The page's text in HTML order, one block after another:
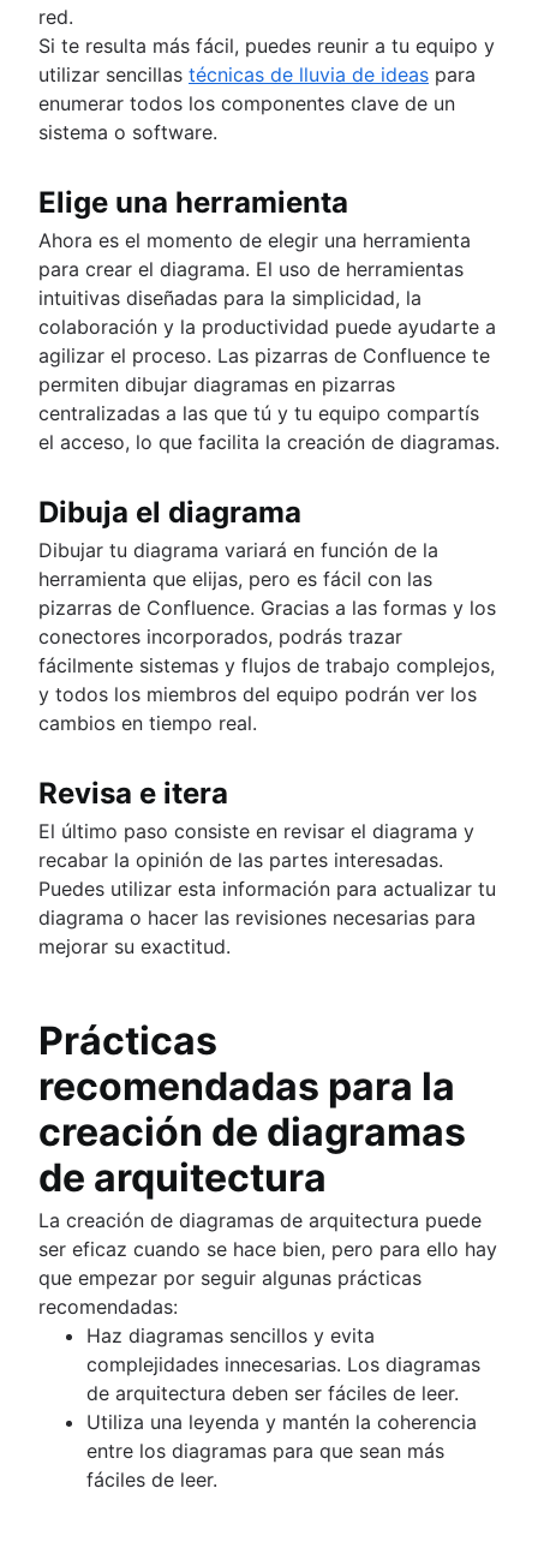
red.
Si te resulta más fácil, puedes reunir a tu equipo y
utilizar sencillas técnicas de lluvia de ideas para
enumerar todos los componentes clave de un
sistema o software.
Elige una herramienta
Ahora es el momento de elegir una herramienta
para crear el diagrama. El uso de herramientas
intuitivas diseñadas para la simplicidad, la
colaboración y la productividad puede ayudarte a
agilizar el proceso. Las pizarras de Confluence te
permiten dibujar diagramas en pizarras
centralizadas a las que tú y tu equipo compartís
el acceso, lo que facilita la creación de diagramas.
Dibuja el diagrama
Dibujar tu diagrama variará en función de la
herramienta que elijas, pero es fácil con las
pizarras de Confluence. Gracias a las formas y los
conectores incorporados, podrás trazar
fácilmente sistemas y flujos de trabajo complejos,
y todos los miembros del equipo podrán ver los
cambios en tiempo real.
Revisa e itera
El último paso consiste en revisar el diagrama y
recabar la opinión de las partes interesadas.
Puedes utilizar esta información para actualizar tu
diagrama o hacer las revisiones necesarias para
mejorar su exactitud.
Prácticas
recomendadas para la
creación de diagramas
de arquitectura
La creación de diagramas de arquitectura puede
ser eficaz cuando se hace bien, pero para ello hay
que empezar por seguir algunas prácticas
recomendadas:
Haz diagramas sencillos y evita
complejidades innecesarias. Los diagramas
de arquitectura deben ser fáciles de leer.
Utiliza una leyenda y mantén la coherencia
entre los diagramas para que sean más
fáciles de leer.